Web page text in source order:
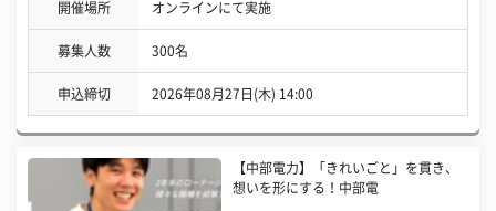
開催場所 オンラインにて実施
募集人数 300名
申込締切 2026年08月27日(木) 14:00
【中部電力】「きれいごと」を貫き、
想いを形にする！中部電